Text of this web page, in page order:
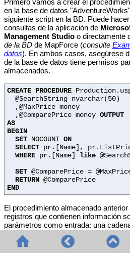
Primero vamos a crear el
en la base de datos
siguiente script en la BD. Puede
consultas de la aplicación de
Management Studioo directamente
de la BDde MapForce (consulte
datos). En ambos casos, asegúrese
de la base de datos tiene permisos
almacenados.
CREATE PROCEDURE
@SearchString nvarchar(50)
,@MaxPrice money
,@ComparePrice moneyOUTPUT
AS
BEGIN
SET NOCOUNTON
SELECT pr.[Name],
WHERE pr.[Name] like
SET @ComparePrice =
RETURN @ComparePrice
END
El procedimiento almacenado
registros que contienen información
parámetros como entrada: una
producto (
@SearchString
) y el
@MaxPrice
). Además del conjunto